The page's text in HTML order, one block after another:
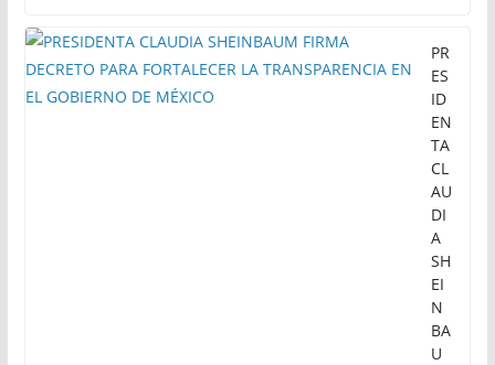
PR
ES
ID
EN
TA
CL
AU
DI
A
SH
EI
N
BA
U